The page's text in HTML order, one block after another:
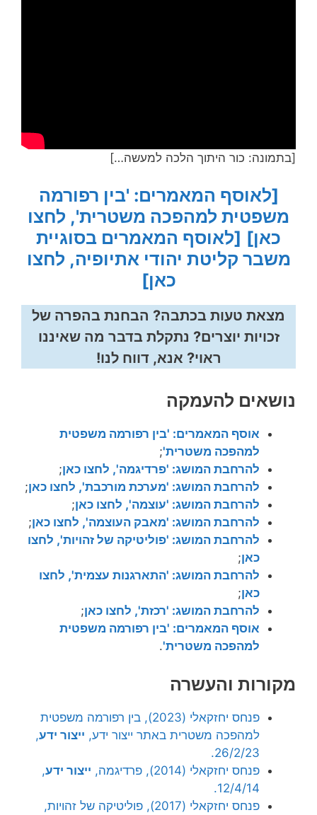
[בתמונה: כור היתוך הלכה למעשה…]
[לאוסף המאמרים: 'בין רפורמה
משפטית למהפכה משטרית', לחצו
כאן] [לאוסף המאמרים בסוגיית
משבר קליטת יהודי אתיופיה, לחצו
כאן]
מצאת טעות בכתבה? הבחנת בהפרה של
זכויות יוצרים? נתקלת בדבר מה שאיננו
ראוי? אנא, דווח לנו!
נושאים להעמקה
אוסף המאמרים: 'בין רפורמה משפטית
למהפכה משטרית';
להרחבת המושג: 'פרדיגמה', לחצו כאן;
להרחבת המושג: 'מערכת מורכבת', לחצו כאן;
להרחבת המושג: 'עוצמה', לחצו כאן;
להרחבת המושג: 'מאבק העוצמה', לחצו כאן;
להרחבת המושג: 'פוליטיקה של זהויות', לחצו
כאן;
להרחבת המושג: 'התארגנות עצמית', לחצו
כאן;
להרחבת המושג: 'רכזת', לחצו כאן;
אוסף המאמרים: 'בין רפורמה משפטית
למהפכה משטרית'.
מקורות והעשרה
פנחס יחזקאלי (2023), בין רפורמה משפטית
למהפכה משטרית באתר ייצור ידע, ייצור ידע,
26/2/23.
פנחס יחזקאלי (2014), פרדיגמה,
ייצור ידע,
12/4/14.
פנחס יחזקאלי (2017), פוליטיקה של זהויות,